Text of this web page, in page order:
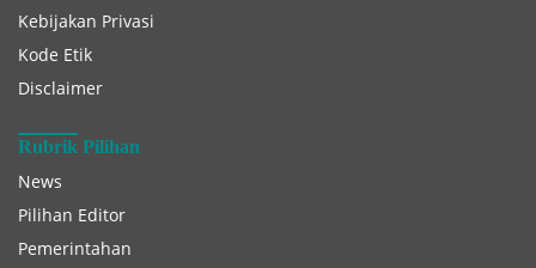
Kebijakan Privasi
Kode Etik
Disclaimer
Rubrik Pilihan
News
Pilihan Editor
Pemerintahan